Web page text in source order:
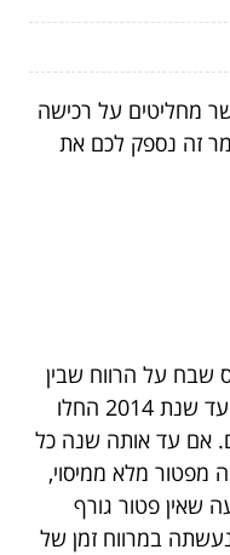
מחליטים על רכישה
זה נספק לכם את
שבח על הרווח שבין
מחיר הרכישה למחיר של הקנייה. עד שנת 2014 החלו
אם עד אותה שנה כל
מפטור מלא ממיסוי,
שאין פטור גורף
במרווח זמן של